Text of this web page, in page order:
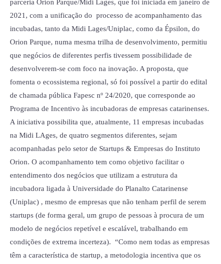
parceria Orion Parque/Midi Lages, que foi iniciada em janeiro de
2021, com a unificação do processo de acompanhamento das
incubadas, tanto da Midi Lages/Uniplac, como da Épsilon, do
Orion Parque, numa mesma trilha de desenvolvimento, permitiu
que negócios de diferentes perfis tivessem possibilidade de
desenvolverem-se com foco na inovação. A proposta, que
fomenta o ecossistema regional, só foi possível a partir do edital
de chamada pública Fapesc nº 24/2020, que corresponde ao
Programa de Incentivo às incubadoras de empresas catarinenses.
A iniciativa possibilita que, atualmente, 11 empresas incubadas
na Midi LAges, de quatro segmentos diferentes, sejam
acompanhadas pelo setor de Startups & Empresas do Instituto
Orion. O acompanhamento tem como objetivo facilitar o
entendimento dos negócios que utilizam a estrutura da
incubadora ligada à Universidade do Planalto Catarinense
(Uniplac) , mesmo de empresas que não tenham perfil de serem
startups (de forma geral, um grupo de pessoas à procura de um
modelo de negócios repetível e escalável, trabalhando em
condições de extrema incerteza). “Como nem todas as empresas
têm a característica de startup, a metodologia incentiva que os
e